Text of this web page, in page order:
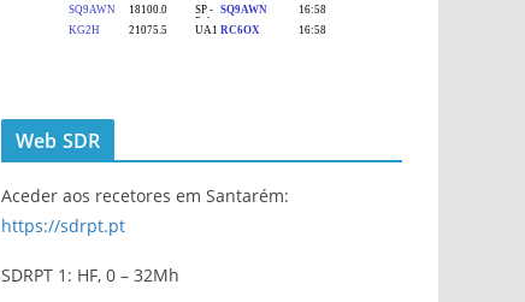
Web SDR
Aceder aos recetores em Santarém:
https://sdrpt.pt
SDRPT 1: HF, 0 – 32Mh